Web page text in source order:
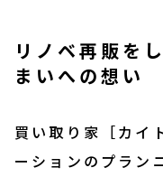
リノベ再販を
まいへの想い
買い取り家［カイ
ーションのプラン